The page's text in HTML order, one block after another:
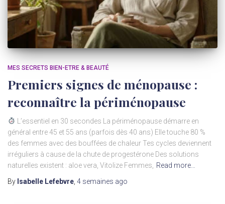
MES SECRETS BIEN-ETRE & BEAUTÉ
Premiers signes de ménopause :
reconnaître la périménopause
L’essentiel en 30 secondes La périménopause démarre en
général entre 45 et 55 ans (parfois dès 40 ans) Elle touche 80 %
des femmes avec des bouffées de chaleur Tes cycles deviennent
irréguliers à cause de la chute de progestérone Des solutions
naturelles existent : aloe vera, Vitolize Femmes,
Read more…
By Isabelle Lefebvre 4 semaines ago